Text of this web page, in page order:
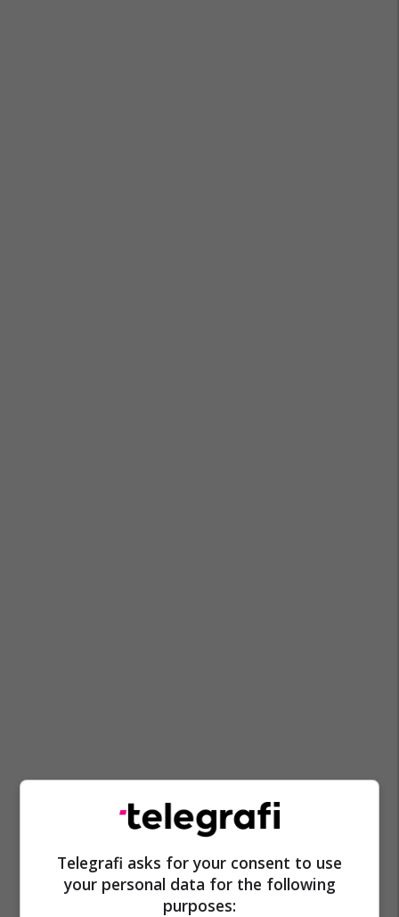
Lord Stuart Peach Bujar Osmani
Telegrafi asks for your consent to use
your personal data for the following
purposes: